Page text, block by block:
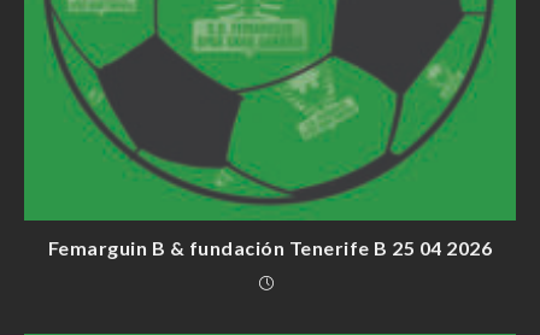
Femarguin B & fundación Tenerife B 25 04 2026